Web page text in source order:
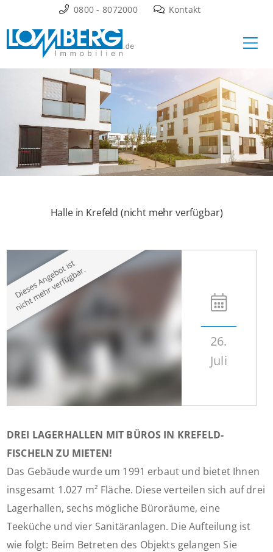
Inhalt
springen
0800 - 8072000 Kontakt
Halle in Krefeld (nicht mehr verfügbar)
26.
Juli
DREI LAGERHALLEN MIT BÜROS IN KREFELD-
FISCHELN ZU MIETEN!
Das Gebäude wurde um 1991 erbaut und bietet Ihnen
insgesamt 1.027 m² Fläche. Diese verteilen sich auf drei
Lagerhallen, sechs mögliche Büroräume, eine
Teeküche und vier Sanitäranlagen. Die Aufteilung ist
wie folgt: Beim Betreten des Objekts gelangen Sie